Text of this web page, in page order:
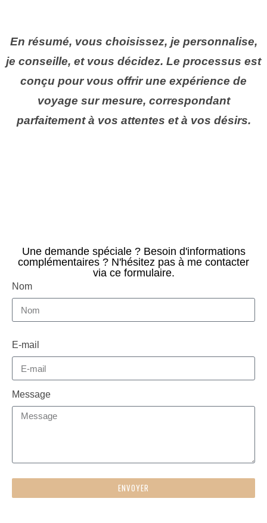
En résumé, vous choisissez, je personnalise,
je conseille, et vous décidez. Le processus est
conçu pour vous offrir une expérience de
voyage sur mesure, correspondant
parfaitement à vos attentes et à vos désirs.
Une demande spéciale ? Besoin d'informations
complémentaires ? N'hésitez pas à me contacter
via ce formulaire.
Nom
E-mail
Message
ENVOYER